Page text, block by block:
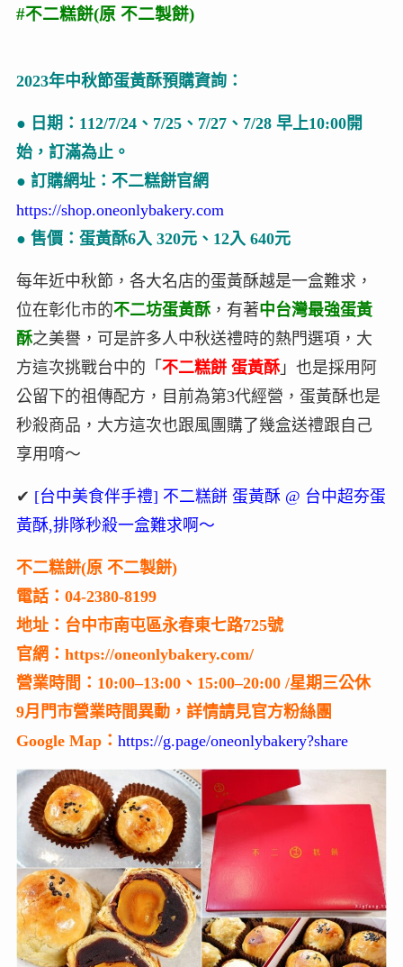
#不二糕餅(原 不二製餅)
2023年中秋節蛋黃酥預購資詢：
● 日期：112/7/24、7/25、7/27、7/28 早上10:00開
始，訂滿為止。
● 訂購網址：不二糕餅官網
https://shop.oneonlybakery.com
● 售價：蛋黃酥6入 320元、12入 640元
每年近中秋節，各大名店的蛋黃酥越是一盒難求，
位在彰化市的不二坊蛋黃酥，有著中台灣最強蛋黃
酥之美譽，可是許多人中秋送禮時的熱門選項，大
方這次挑戰台中的「 不二糕餅 蛋黃酥」也是採用阿
公留下的祖傳配方，目前為第3代經營，蛋黃酥也是
秒殺商品，大方這次也跟風團購了幾盒送禮跟自己
享用唷～
✔ [台中美食伴手禮] 不二糕餅 蛋黃酥 @ 台中超夯蛋
黃酥,排隊秒殺一盒難求啊～
不二糕餅(原 不二製餅)
電話：04-2380-8199
地址：台中市南屯區永春東七路725號
官網：https://oneonlybakery.com/
營業時間：10:00–13:00、15:00–20:00 /星期三公休
9月門市營業時間異動，詳情請見官方粉絲團
Google Map： https://g.page/oneonlybakery?share